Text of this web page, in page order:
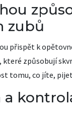
zubů
přispět k
způsobují
tomu, co jíte,
a